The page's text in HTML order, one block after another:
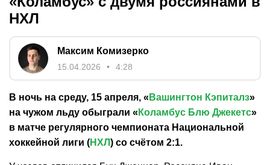
НХЛ
Максим Комизерко
15.04.2026 4:28
В ночь на среду, 15 апреля, « Вашингтон Кэпиталз»
на чужом льду обыграли « Коламбус Блю Джекетс»
в матче регулярного чемпионата Национальной
хоккейной лиги (НХЛ) со счётом 2:1.